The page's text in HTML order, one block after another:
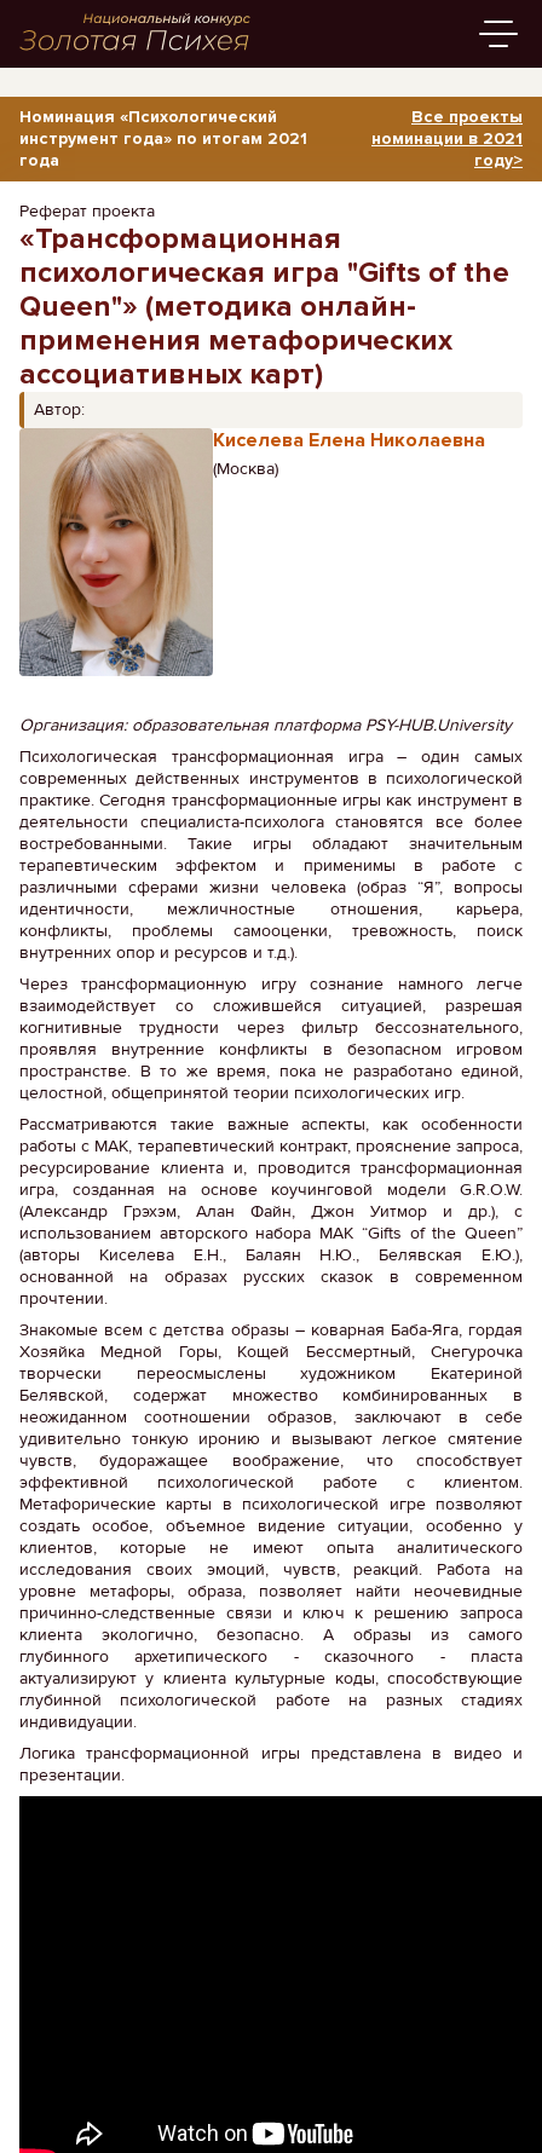
Номинация «Психологический
инструмент года» по итогам 2021
года
Все проекты
номинации в 2021
году>
Реферат проекта
«Трансформационная
психологическая игра "Gifts of the
Queen"» (методика онлайн-
применения метафорических
ассоциативных карт)
Автор:
Киселева Елена Николаевна
(Москва)
Организация: образовательная платформа PSY-HUB.University
Психологическая трансформационная игра – один самых
современных действенных инструментов в психологической
практике. Сегодня трансформационные игры как инструмент в
деятельности специалиста-психолога становятся все более
востребованными. Такие игры обладают значительным
терапевтическим эффектом и применимы в работе с
различными сферами жизни человека (образ “Я”, вопросы
идентичности, межличностные отношения, карьера,
конфликты, проблемы самооценки, тревожность, поиск
внутренних опор и ресурсов и т.д.).
Через трансформационную игру сознание намного легче
взаимодействует со сложившейся ситуацией, разрешая
когнитивные трудности через фильтр бессознательного,
проявляя внутренние конфликты в безопасном игровом
пространстве. В то же время, пока не разработано единой,
целостной, общепринятой теории психологических игр.
Рассматриваются такие важные аспекты, как особенности
работы с МАК, терапевтический контракт, прояснение запроса,
ресурсирование клиента и, проводится трансформационная
игра, созданная на основе коучинговой модели G.R.O.W.
(Александр Грэхэм, Алан Файн, Джон Уитмор и др.), с
использованием авторского набора МАК “Gifts of the Queen”
(авторы Киселева Е.Н., Балаян Н.Ю., Белявская Е.Ю.),
основанной на образах русских сказок в современном
прочтении.
Знакомые всем с детства образы – коварная Баба-Яга, гордая
Хозяйка Медной Горы, Кощей Бессмертный, Снегурочка
творчески переосмыслены художником Екатериной
Белявской, содержат множество комбинированных в
неожиданном соотношении образов, заключают в себе
удивительно тонкую иронию и вызывают легкое смятение
чувств, будоражащее воображение, что способствует
эффективной психологической работе с клиентом.
Метафорические карты в психологической игре позволяют
создать особое, объемное видение ситуации, особенно у
клиентов, которые не имеют опыта аналитического
исследования своих эмоций, чувств, реакций. Работа на
уровне метафоры, образа, позволяет найти неочевидные
причинно-следственные связи и ключ к решению запроса
клиента экологично, безопасно. А образы из самого
глубинного архетипического - сказочного - пласта
актуализируют у клиента культурные коды, способствующие
глубинной психологической работе на разных стадиях
индивидуации.
Логика трансформационной игры представлена в видео и
презентации.